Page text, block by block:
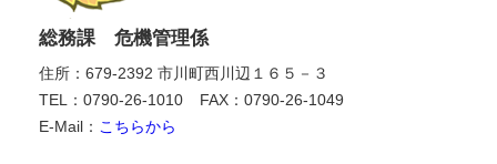
総務課 危機管理係
住所：679-2392 市川町西川辺１６５－３
TEL：0790-26-1010
FAX：0790-26-1049
E-Mail： こちらから